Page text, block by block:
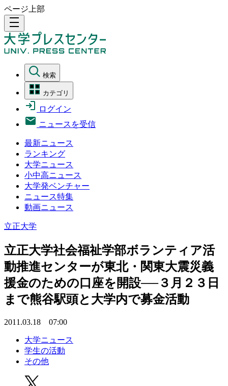
ページ上部
density_medium
検索
カテゴリ
ログイン
ニュースを受信
最新ニュース
ランキング
大学ニュース
小中高ニュース
大学発ベンチャー
ニュース特集
動画ニュース
立正大学
立正大学社会福祉学部ボランティア活
動推進センターが東北・関東大震災義
援金のための口座を開設──３月２３日
まで熊谷駅頭と大学内で募金活動
2011.03.18 07:00
大学ニュース
学生の活動
その他